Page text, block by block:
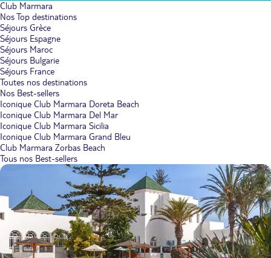
Club Marmara
Nos Top destinations
Séjours Grèce
Séjours Espagne
Séjours Maroc
Séjours Bulgarie
Séjours France
Toutes nos destinations
Nos Best-sellers
Iconique Club Marmara Doreta Beach
Iconique Club Marmara Del Mar
Iconique Club Marmara Sicilia
Iconique Club Marmara Grand Bleu
Club Marmara Zorbas Beach
Tous nos Best-sellers